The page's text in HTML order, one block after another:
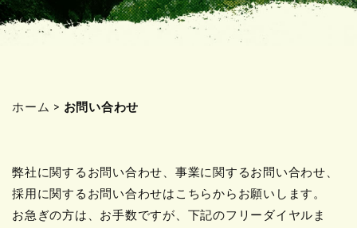
ッ
プ
ホーム > お問い合わせ
弊社に関するお問い合わせ、事業に関するお問い合わせ、
採用に関するお問い合わせはこちらからお願いします。
お急ぎの方は、お手数ですが、下記のフリーダイヤルま